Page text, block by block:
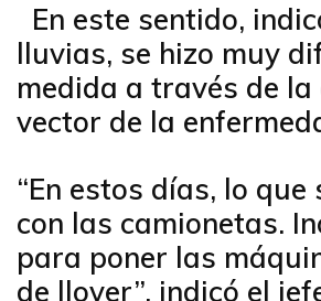
En este sentido,
lluvias, se hizo muy
medida a través de
vector de la
“En estos días, lo
con las camionetas.
para poner las
de llover”, indicó el